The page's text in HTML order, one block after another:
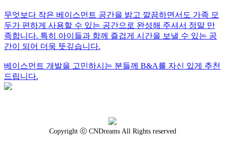
무엇보다 작은 베이스먼트 공간을 밝고 깔끔하면서도 가족 모
두가 편하게 사용할 수 있는 공간으로 완성해 주셔서 정말 만
족합니다. 특히 아이들과 함께 즐겁게 시간을 보낼 수 있는 공
간이 되어 더욱 뜻깊습니다.
베이스먼트 개발을 고민하시는 분들께 B&A를 자신 있게 추천
드립니다.
Copyright ⓒ CNDreams All Rights reserved